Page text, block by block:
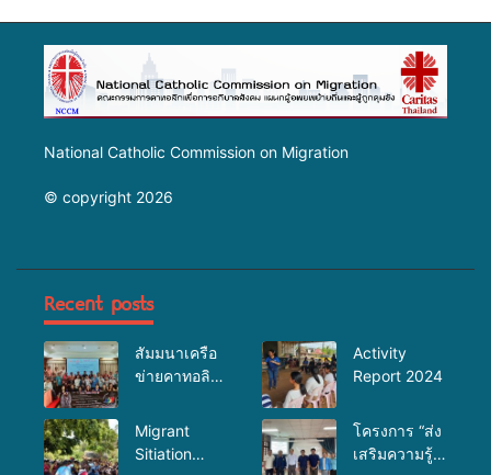
National Catholic Commission on Migration
© copyright 2026
Recent posts
สัมมนาเครือ
ข่ายคาทอลิก
อภิบาล
Activity
Report 2024
Migrant
Sitiation
โครงการ “ส่ง
เสริมความรู้